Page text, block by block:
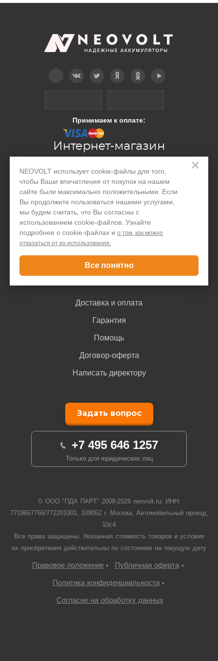
×
NEOVOLT использует cookie-файлы для того,
чтобы Ваши впечатления от покупок на нашем
сайте были максимально положительными. Если
Вы продолжите пользоваться нашими услугами,
мы будем считать, что Вы согласны с
использованием cookie-файлов. Узнайте
подробнее о cookie-файлах и о том, как можно
отказаться от их использования.
Все понятно
Принимаем к оплате:
Интернет-магазин
Производство
Организациям
Акции и скидки
Контакты
Покупателю
Доставка и оплата
Гарантия
Помощь
Договор-оферта
Написать директору
Задать вопрос
+7 495 646 1257
Только для юридических лиц
© ООО "ПДА ПАРТ" 2008-2026neovolt.ru, ИНН:
7719667766/772201001, 109052 г. Москва, Автомобильный проезд,
10с4
Все права защищены. Указанная стоимость товаров и условия
их приобретения действительны по состоянию на текущую дату
Правовое положение• Публичная оферта•
Политика конфиденциальности •
Согласие на обработку данных